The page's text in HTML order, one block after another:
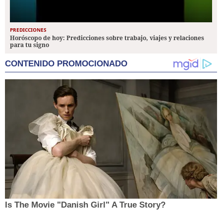
PREDICCIONES
Horóscopo de hoy: Predicciones sobre trabajo, viajes y relaciones
para tu signo
CONTENIDO PROMOCIONADO
Is The Movie "Danish Girl" A True Story?